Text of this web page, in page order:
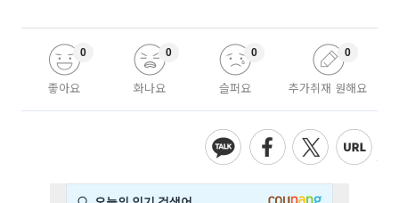
좋아요
0
화나요
0
슬퍼요
0
추가취재 원해요
0